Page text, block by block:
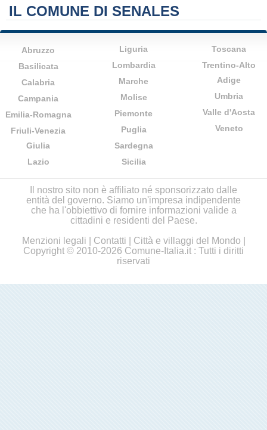
IL COMUNE DI SENALES
Abruzzo
Basilicata
Calabria
Campania
Emilia-Romagna
Friuli-Venezia
Giulia
Lazio
Liguria
Lombardia
Marche
Molise
Piemonte
Puglia
Sardegna
Sicilia
Toscana
Trentino-Alto
Adige
Umbria
Valle d'Aosta
Veneto
Il nostro sito non è affiliato né sponsorizzato dalle
entità del governo. Siamo un'impresa indipendente
che ha l'obbiettivo di fornire informazioni valide a
cittadini e residenti del Paese.
Menzioni legali
Contatti Città e villaggi del Mondo
Copyright © 2010-2026 Comune-Italia.it : Tutti i diritti
riservati